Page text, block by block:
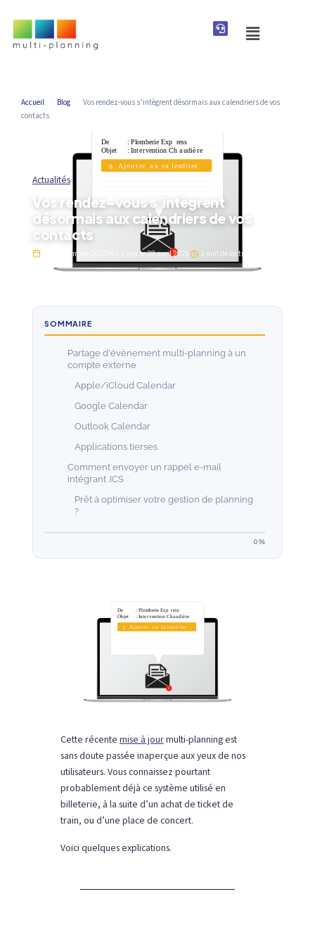
Accueil Blog
Vos rendez-vous s’intègrent désormais aux calendriers de vos
contacts
Actualités
Vos rendez-vous s’intègrent
désormais aux calendriers de vos
contacts
11 septembre 2020 Mis à jour le28 avril 2026 2 min de lecture
SOMMAIRE
Partage d'évènement multi-planning à un
compte externe
Apple/iCloud Calendar
Google Calendar
Outlook Calendar
Applications tierses
Comment envoyer un rappel e-mail
intégrant .ICS
Prêt à optimiser votre gestion de planning
?
0%
Cette récente mise à jourmulti-planning est
sans doute passée inaperçue aux yeux de nos
utilisateurs. Vous connaissez pourtant
probablement déjà ce système utilisé en
billeterie, à la suite d’un achat de ticket de
train, ou d’une place de concert.
Voici quelques explications.